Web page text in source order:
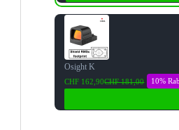
Osight K
CHF 162,90CHF 181,00 10%